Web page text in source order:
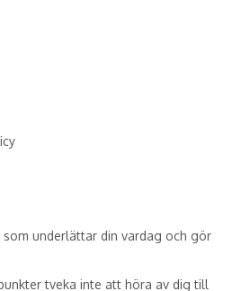
underlättar din vardag och gör
tveka inte att höra av dig till